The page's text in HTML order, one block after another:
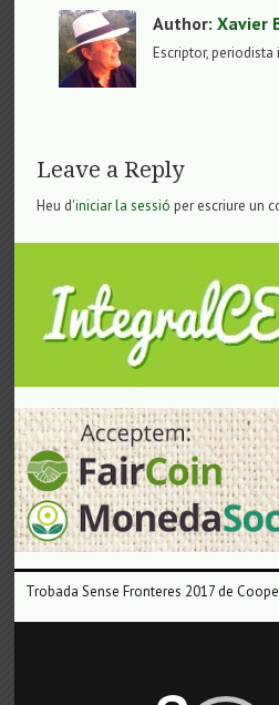
Author:Xavier
Escriptor,
Leave a Reply
Heu d'iniciar la sessió per escriure un
Trobada Sense Fronteres 2017 de